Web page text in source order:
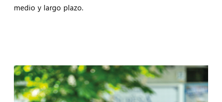
medio y largo plazo.